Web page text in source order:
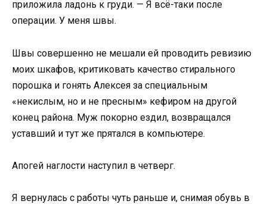
приложила ладонь к груди. — Я всё-таки после
операции. У меня швы.
Швы совершенно не мешали ей проводить ревизию
моих шкафов, критиковать качество стирального
порошка и гонять Алексея за специальным
«некислым, но и не пресным» кефиром на другой
конец района. Муж покорно ездил, возвращался
уставший и тут же прятался в компьютере.
Апогей наглости наступил в четверг.
Я вернулась с работы чуть раньше и, снимая обувь в